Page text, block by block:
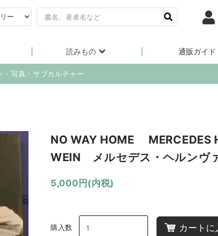
読みもの 通販ガイド
写真・サブカルチャー
NO WAY HOME MERCEDES
WEIN メルセデス・ヘルンヴ
5,000円(内税)
購入数 カートに